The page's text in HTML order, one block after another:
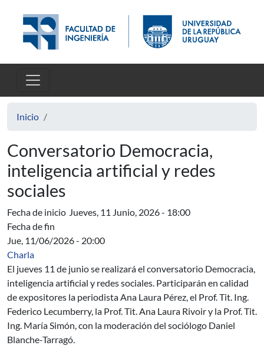
Inicio
Conversatorio Democracia,
inteligencia artificial y redes
sociales
Fecha de inicio Jueves, 11 Junio, 2026 - 18:00
Fecha de fin
Jue, 11/06/2026 - 20:00
Charla
El jueves 11 de junio se realizará el conversatorio Democracia,
inteligencia artificial y redes sociales. Participarán en calidad
de expositores la periodista Ana Laura Pérez, el Prof. Tit. Ing.
Federico Lecumberry, la Prof. Tit. Ana Laura Rivoir y la Prof. Tit.
Ing. María Simón, con la moderación del sociólogo Daniel
Blanche-Tarragó.